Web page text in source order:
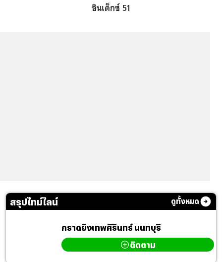
อินเด็กซ์ 51
สรุปไทม์ไลน์ ดูทั้งหมด
กราดยิงเทพศิรินทร์ นนทบุรี
ติดตาม